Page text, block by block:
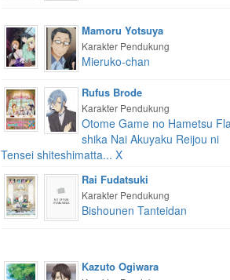
Mamoru Yotsuya
Karakter Pendukung
Mieruko-chan
Rufus Brode
Karakter Pendukung
Otome Game no Hametsu
shika Nai Akuyaku Reijou ni
Tensei shiteshimatta... X
Rai Fudatsuki
Karakter Pendukung
Bishounen Tanteidan
Kazuto Ogiwara